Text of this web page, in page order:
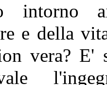
intorno
e della
vera? E'